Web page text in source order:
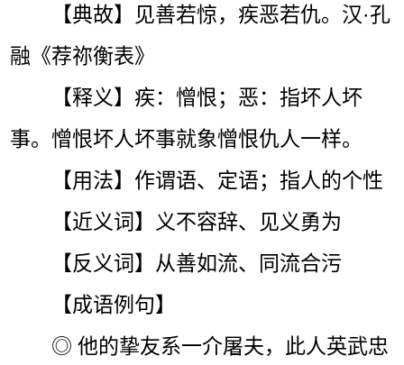
【典故】见善若惊，疾恶若仇。汉·孔
融《荐祢衡表》
【释义】疾：憎恨；恶：指坏人坏
事。憎恨坏人坏事就象憎恨仇人一样。
【用法】作谓语、定语；指人的个性
【近义词】义不容辞、见义勇为
【反义词】从善如流、同流合污
【成语例句】
◎ 他的挚友系一介屠夫，此人英武忠